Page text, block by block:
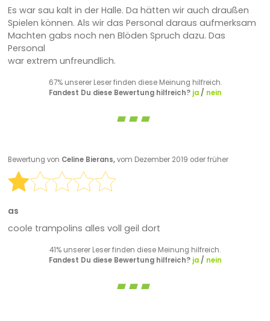
Es war sau kalt in der Halle. Da hätten wir auch draußen
Spielen können. Als wir das Personal daraus aufmerksam
Machten gabs noch nen Blöden Spruch dazu. Das
Personal
war extrem unfreundlich.
67% unserer Leser finden diese Meinung hilfreich.
Fandest Du diese Bewertung hilfreich? ja/ nein
Bewertung von Celine Bierans,vom Dezember 2019 oder früher
as
coole trampolins alles voll geil dort
41% unserer Leser finden diese Meinung hilfreich.
Fandest Du diese Bewertung hilfreich? ja/ nein